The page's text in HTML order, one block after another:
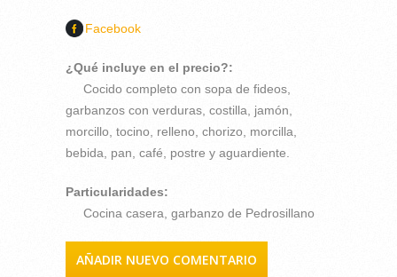
Facebook
¿Qué incluye en el precio?:
Cocido completo con sopa de fideos,
garbanzos con verduras, costilla, jamón,
morcillo, tocino, relleno, chorizo, morcilla,
bebida, pan, café, postre y aguardiente.
Particularidades:
Cocina casera, garbanzo de Pedrosillano
AÑADIR NUEVO COMENTARIO